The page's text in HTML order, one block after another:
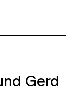
Gerd